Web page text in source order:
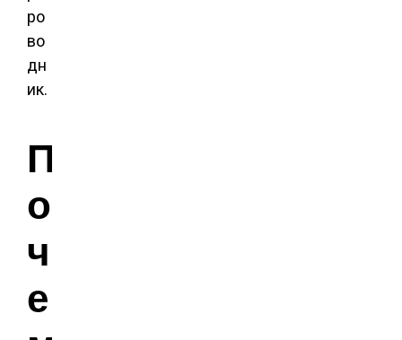
ро
во
дн
ик.
П
о
ч
е